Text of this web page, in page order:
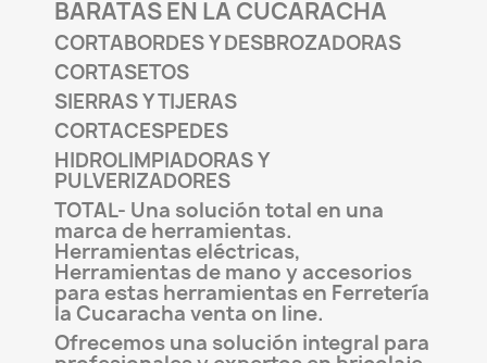
BARATAS EN LA CUCARACHA
CORTABORDES Y DESBROZADORAS
CORTASETOS
SIERRAS Y TIJERAS
CORTACESPEDES
HIDROLIMPIADORAS Y
PULVERIZADORES
TOTAL- Una solución total en una
marca de herramientas.
Herramientas eléctricas,
Herramientas de mano y accesorios
para estas herramientas en Ferretería
la Cucaracha venta on line.
Ofrecemos una solución integral para